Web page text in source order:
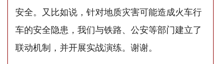
安全。又比如说，针对地质灾害可能造成火车行
车的安全隐患，我们与铁路、公安等部门建立了
联动机制，并开展实战演练。谢谢。